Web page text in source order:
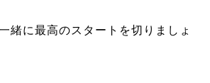
緒に最高のスタートを切りましょ